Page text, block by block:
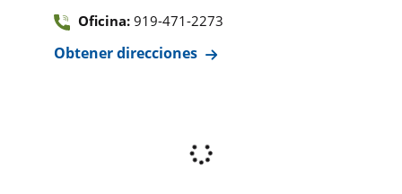
Oficina: 919-471-2273
Obtener direcciones